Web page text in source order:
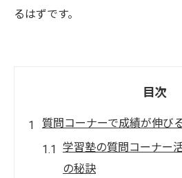
るはずです。
目次
質問コーナーで成績が伸び
学習塾の質問コーナー
の秘訣